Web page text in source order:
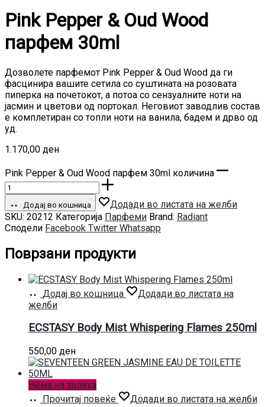
Pink Pepper & Oud Wood
парфем 30ml
Дозволете парфемот Pink Pepper & Oud Wood да ги
фасцинира вашите сетила со суштината на розовата
пиперка на почетокот, а потоа со сензуалните ноти на
јасмин и цветови од портокал. Неговиот заводлив состав
е комплетиран со топли ноти на ванила, бадем и дрво од
уд.
1.170,00 ден
Pink Pepper & Oud Wood парфем 30ml количина
Додај во кошница
Додади во листата на желби
SKU: 20212 Категорија Парфеми Brand: Radiant
Сподели Facebook Twitter Whatsapp
Поврзани продукти
Додај во кошница
Додади во листата на
желби
ECSTASY Body Mist Whispering Flames 250ml
550,00 ден
Нема на залиха
Прочитај повеќе
Додади во листата на желби